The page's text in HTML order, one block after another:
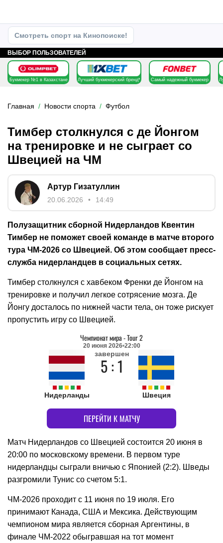
Смотреть спорт на Кинопоиске!
ВЫБОР ПОЛЬЗОВАТЕЛЕЙ
Букмекер №1 в Казахстане Лучший букмекерский бренд* Самый надежный букмекер
Главная Новости спорта Футбол
Тимбер столкнулся с де Йонгом
на тренировке и не сыграет со
Швецией на ЧМ
Артур Гизатуллин
20.06.2026 14:49
Полузащитник сборной Нидерландов Квентин
Тимбер не поможет своей команде в матче второго
тура ЧМ-2026 со Швецией. Об этом сообщает пресс-
служба нидерландцев в социальных сетях.
Тимбер столкнулся с хавбеком Френки де Йонгом на
тренировке и получил легкое сотрясение мозга. Де
Йонгу досталось по нижней части тела, он тоже рискует
пропустить игру со Швецией.
Чемпионат мира-Tour 2
20 июня 2026 22:00
Нидерланды
завершен
5 : 1
Швеция
ПЕРЕЙТИ К МАТЧУ
Матч Нидерландов со Швецией состоится 20 июня в
20:00 по московскому времени. В первом туре
нидерландцы сыграли вничью с Японией (2:2). Шведы
разгромили Тунис со счетом 5:1.
ЧМ-2026 проходит с 11 июня по 19 июля. Его
принимают Канада, США и Мексика. Действующим
чемпионом мира является сборная Аргентины, в
финале ЧМ-2022 обыгравшая на тот момент